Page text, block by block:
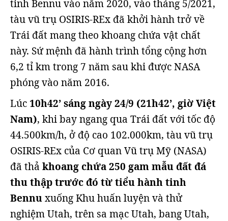
tinh Bennu vào năm 2020, vào tháng 5/2021,
tàu vũ trụ OSIRIS-REx đã khởi hành trở về
Trái đất mang theo khoang chứa vật chất
này. Sứ mệnh đã hành trình tổng cộng hơn
6,2 tỉ km trong 7 năm sau khi được NASA
phóng vào năm 2016.
Lúc10h42’ sáng ngày 24/9 (21h42’, giờ Việt
Nam), khi bay ngang qua Trái đất với tốc độ
44.500km/h, ở độ cao 102.000km, tàu vũ trụ
OSIRIS-REx của Cơ quan Vũ trụ Mỹ (NASA)
đã thả khoang chứa 250 gam mẫu đất đá
thu thập trước đó từ tiểu hành tinh
Bennuxuống Khu huấn luyện và thử
nghiệm Utah, trên sa mạc Utah, bang Utah,